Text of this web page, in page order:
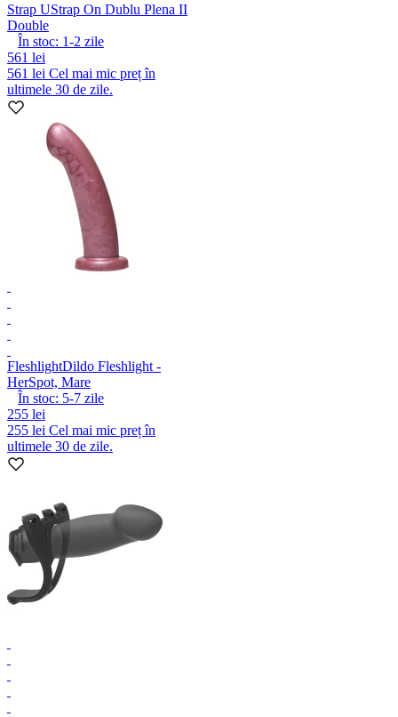
Strap UStrap On Dublu Plena II
Double
În stoc: 1-2 zile
561 lei
561 lei Cel mai mic preț în
ultimele 30 de zile.
FleshlightDildo Fleshlight -
HerSpot, Mare
În stoc: 5-7 zile
255 lei
255 lei Cel mai mic preț în
ultimele 30 de zile.